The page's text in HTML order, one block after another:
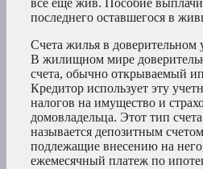
все еще жив. Пособие
последнего оставшегося в
Счета жилья в доверительном
В жилищном мире
счета, обычно открываемый
Кредитор использует эту
налогов на имущество и
домовладельца. Этот тип
называется депозитным
подлежащие внесению на
ежемесячный платеж по